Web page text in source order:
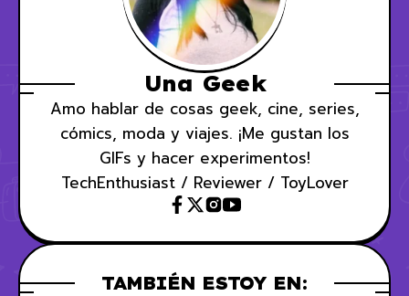
Una Geek
Amo hablar de cosas geek, cine, series,
cómics, moda y viajes. ¡Me gustan los
GIFs y hacer experimentos!
TechEnthusiast / Reviewer / ToyLover
TAMBIÉN ESTOY EN: